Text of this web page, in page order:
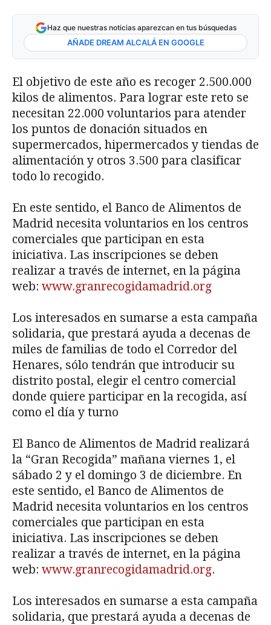
Haz que nuestras noticias aparezcan en tus búsquedas
AÑADE DREAM ALCALÁ EN GOOGLE
El objetivo de este año es recoger 2.500.000
kilos de alimentos. Para lograr este reto se
necesitan 22.000 voluntarios para atender
los puntos de donación situados en
supermercados, hipermercados y tiendas de
alimentación y otros 3.500 para clasificar
todo lo recogido.
En este sentido, el Banco de Alimentos de
Madrid necesita voluntarios en los centros
comerciales que participan en esta
iniciativa. Las inscripciones se deben
realizar a través de internet, en la página
web: www.granrecogidamadrid.org
Los interesados en sumarse a esta campaña
solidaria, que prestará ayuda a decenas de
miles de familias de todo el Corredor del
Henares, sólo tendrán que introducir su
distrito postal, elegir el centro comercial
donde quiere participar en la recogida, así
como el día y turno
El Banco de Alimentos de Madrid realizará
la “Gran Recogida” mañana viernes 1, el
sábado 2 y el domingo 3 de diciembre. En
este sentido, el Banco de Alimentos de
Madrid necesita voluntarios en los centros
comerciales que participan en esta
iniciativa. Las inscripciones se deben
realizar a través de internet, en la página
web: www.granrecogidamadrid.org.
Los interesados en sumarse a esta campaña
solidaria, que prestará ayuda a decenas de